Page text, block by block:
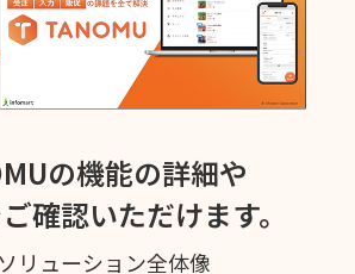
の機能の詳細や
確認いただけます。
リューション全体像